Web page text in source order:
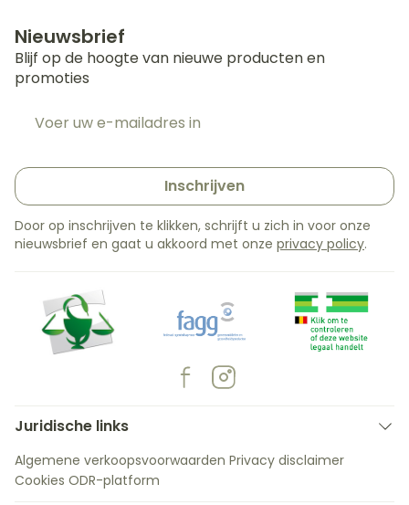
Nieuwsbrief
Blijf op de hoogte van nieuwe producten en
promoties
Inschrijven
Door op inschrijven te klikken, schrijft u zich in voor onze
nieuwsbrief en gaat u akkoord met onze privacy policy.
Juridische links
Algemene verkoopsvoorwaarden Privacy disclaimer
Cookies ODR-platform